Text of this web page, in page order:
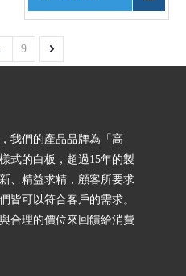
9
我們的產品品牌為「高
式的白板，超過15年的製
、精益求精，顧客所要求
皆可以符合客戶的需求。
合理的價位來回饋給消費